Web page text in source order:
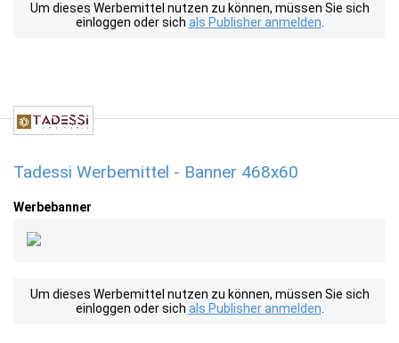
Um dieses Werbemittel nutzen zu können, müssen Sie sich
einloggen oder sich als Publisher anmelden
Tadessi Werbemittel - Banner 468x60
Werbebanner
Um dieses Werbemittel nutzen zu können, müssen Sie sich
einloggen oder sich als Publisher anmelden